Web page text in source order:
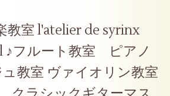
教室 l'atelier de syrinx
♪フルート教室 ピアノ
教室 ヴァイオリン教室